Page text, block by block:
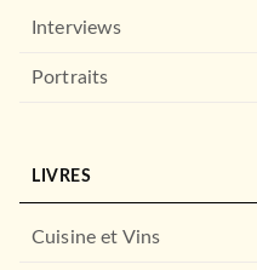
Interviews
Portraits
LIVRES
Cuisine et Vins